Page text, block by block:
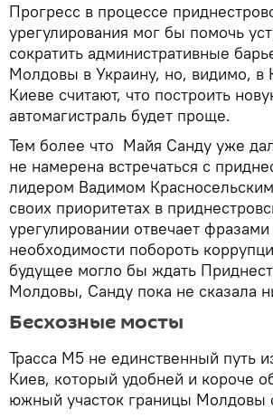
Прогресс в процессе
урегулирования мог бы помочь
сократить административные
Молдовы в Украину, но, видимо, в
Киеве считают, что построить
автомагистраль будет проще.
Тем более что Майя Санду уже
не намерена встречаться с
лидером Вадимом
своих приоритетах в
урегулировании отвечает фразами
необходимости побороть
будущее могло бы ждать
Молдовы, Санду пока не сказала
Бесхозные мосты
Трасса М5 не единственный путь
Киев, который удобней и короче
южный участок границы Молдовы